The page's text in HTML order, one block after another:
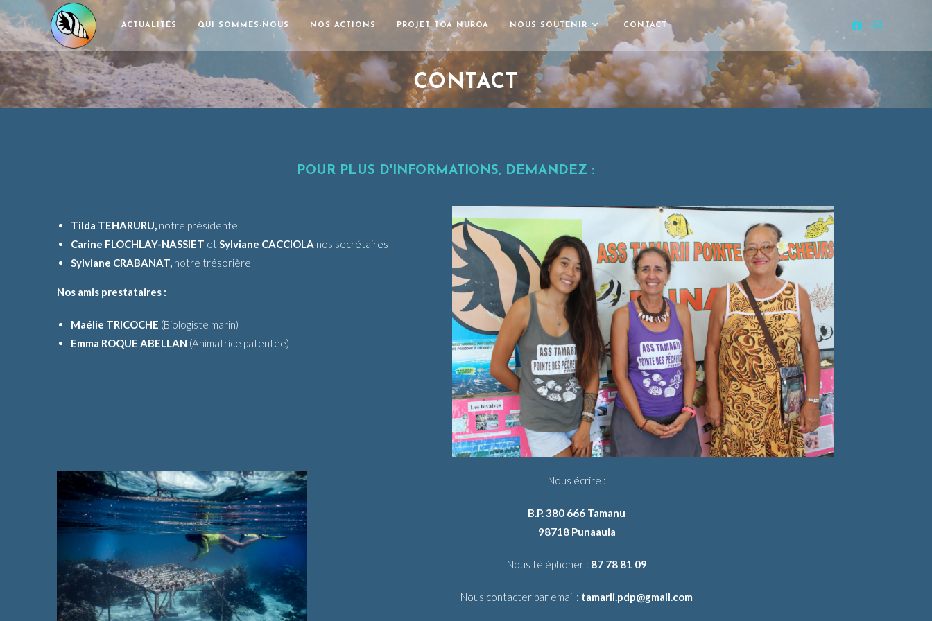
ACTUALITÉS QUI SOMMES-NOUS NOS ACTIONS PROJET TOA NUROA NOUS SOUTENIR CONTACT
CONTACT
POUR PLUS D'INFORMATIONS, DEMANDEZ :
Tilda TEHARURU, notre présidente
Carine FLOCHLAY-NASSIET et Sylviane CACCIOLA nos secrétaires
Sylviane CRABANAT, notre trésorière
Nos amis prestataires :
Maélie TRICOCHE (Biologiste marin)
Emma ROQUE ABELLAN (Animatrice patentée)
Nous écrire :
B.P. 380 666 Tamanu
98718 Punaauia
Nous téléphoner : 87 78 81 09
Nous contacter par email : tamarii.pdp@gmail.com